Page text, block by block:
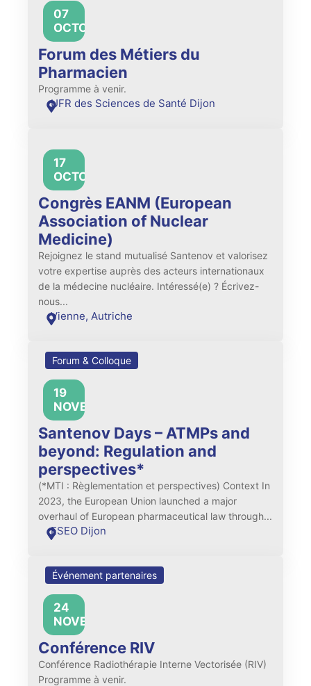
07
OCTOBRE
Forum des Métiers du
Pharmacien
Programme à venir.
UFR des Sciences de Santé Dijon
17
OCTOBRE
Congrès EANM (European
Association of Nuclear
Medicine)
Rejoignez le stand mutualisé Santenov et valorisez
votre expertise auprès des acteurs internationaux
de la médecine nucléaire. Intéressé(e) ? Écrivez-
nous...
Vienne, Autriche
Forum & Colloque
19
NOVEMBRE
Santenov Days – ATMPs and
beyond: Regulation and
perspectives*
(*MTI : Règlementation et perspectives) Context In
2023, the European Union launched a major
overhaul of European pharmaceutical law through...
ESEO Dijon
Événement partenaires
24
NOVEMBRE
Conférence RIV
Conférence Radiothérapie Interne Vectorisée (RIV)
Programme à venir.